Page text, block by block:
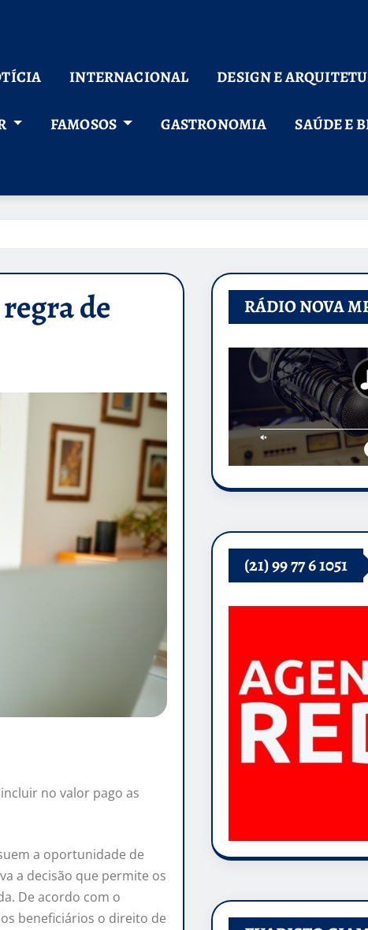
INTERNACIONAL DESIGN E
FAMOSOS GASTRONOMIA SAÚDE E
de
no valor pago as
a oportunidade de
a decisão que permite os
De acordo com o
beneficiários o direito de
RÁDIO NOVA
(21) 99 77 6 1051